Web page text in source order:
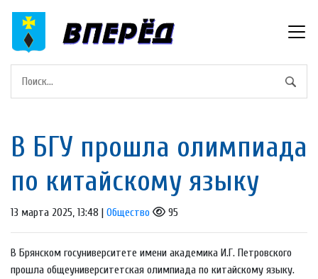
В БГУ прошла олимпиада
по китайскому языку
13 марта 2025, 13:48 | Общество 95
В Брянском госуниверситете имени академика И.Г. Петровского
прошла общеуниверситетская олимпиада по китайскому языку.